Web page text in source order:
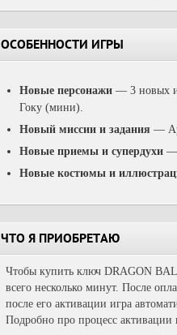
ОСОБЕННОСТИ ИГРЫ
Новые персонажи — 3 новых
Гоку (мини).
Новый миссии и задания —
Новые приемы и супердухи —
Новые костюмы и
ЧТО Я ПРИОБРЕТАЮ
Чтобы купить ключ DRAGON
всего несколько минут. После
после его активации игра
Подробно про процесс активации